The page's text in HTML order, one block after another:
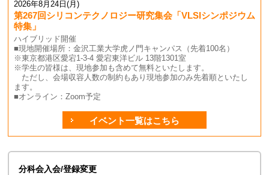
2026年8月24日(月)
第267回シリコンテクノロジー研究集会「VLSIシンポジウム
特集」
ハイブリッド開催
■現地開催場所：金沢工業大学虎ノ門キャンパス（先着100名）
※東京都港区愛宕1-3-4 愛宕東洋ビル 13階1301室
※学生の皆様は、現地参加も含めて無料といたします。
ただし、会場収容人数の制約もあり現地参加のみ先着順といたし
ます。
■オンライン：Zoom予定
イベント一覧はこちら
分科会入会/登録変更